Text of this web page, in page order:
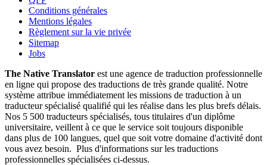
Conditions générales
Mentions légales
Règlement sur la vie privée
Sitemap
Jobs
The Native Translator est une agence de traduction professionnelle
en ligne qui propose des traductions de très grande qualité. Notre
système attribue immédiatement les missions de traduction à un
traducteur spécialisé qualifié qui les réalise dans les plus brefs délais.
Nos 5 500 traducteurs spécialisés, tous titulaires d'un diplôme
universitaire, veillent à ce que le service soit toujours disponible
dans plus de 100 langues, quel que soit votre domaine d'activité dont
vous avez besoin. Plus d'informations sur les traductions
professionnelles spécialisées ci-dessus.